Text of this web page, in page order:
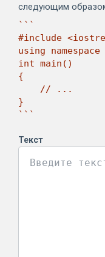
следующим
```
#include
using
int main()
{
}
```
Текст